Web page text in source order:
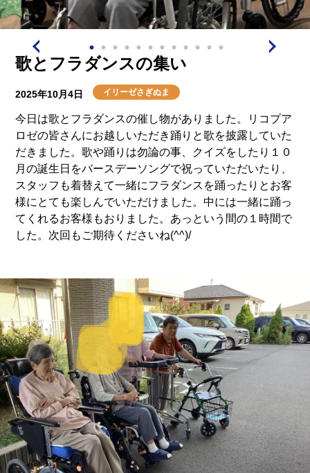
歌とフラダンスの集い
2025年10月4日 イリーゼさぎぬま
今日は歌とフラダンスの催し物がありました。リコプア
ロゼの皆さんにお越しいただき踊りと歌を披露していた
だきました。歌や踊りは勿論の事、クイズをしたり１０
月の誕生日をバースデーソングで祝っていただいたり、
スタッフも着替えて一緒にフラダンスを踊ったりとお客
様にとても楽しんでいただけました。中には一緒に踊っ
てくれるお客様もおりました。あっという間の１時間で
した。次回もご期待くださいね(^^)/